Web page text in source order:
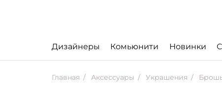
Дизайнеры Комьюнити Новинки
Главная Аксессуары Украшения